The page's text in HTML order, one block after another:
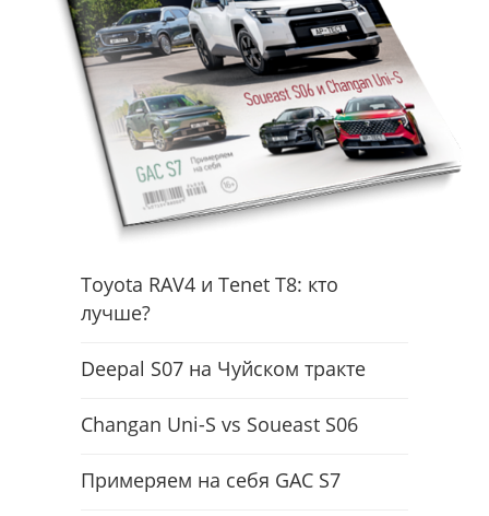
Toyota RAV4 и Tenet T8: кто
лучше?
Deepal S07 на Чуйском тракте
Changan Uni-S vs Soueast S06
Примеряем на себя GAC S7